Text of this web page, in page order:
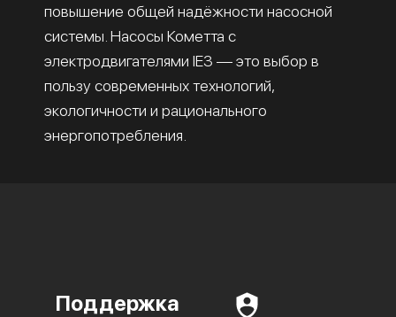
повышение общей надёжности насосной
системы. Насосы Кометта с
электродвигателями IE3 — это выбор в
пользу современных технологий,
экологичности и рационального
энергопотребления.
Поддержка